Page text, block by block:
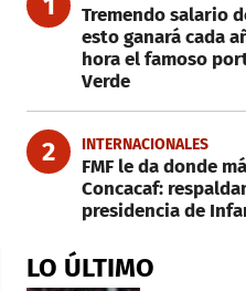
Tremendo salario
esto ganará cada
hora el famoso
Verde
2 INTERNACIONALES
FMF le da donde
Concacaf:
presidencia de
LO ÚLTIMO